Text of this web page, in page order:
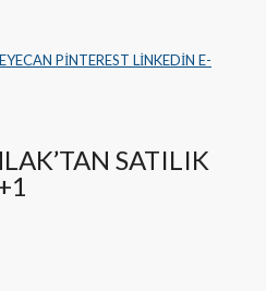
PINTEREST LINKEDIN E-
SATILIK